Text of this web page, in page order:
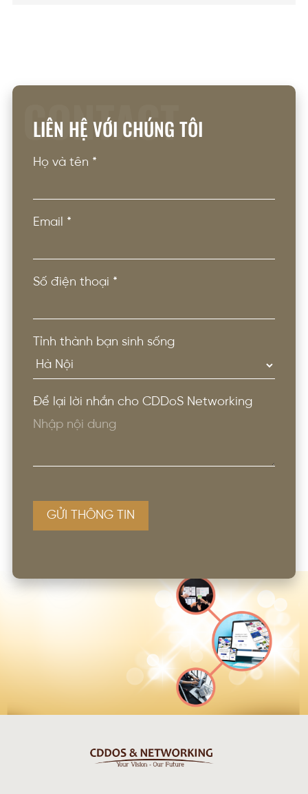
CONTACT
LIÊN HỆ VỚI CHÚNG TÔI
Họ và tên *
Email *
Số điện thoại *
Tỉnh thành bạn sinh sống
Để lại lời nhắn cho CDDoS Networking
GỬI THÔNG TIN